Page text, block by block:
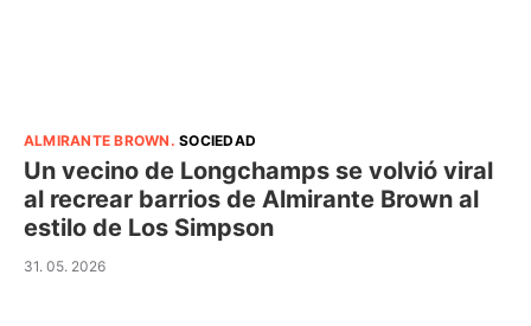
ALMIRANTE BROWN .SOCIEDAD
Un vecino de Longchamps se volvió viral
al recrear barrios de Almirante Brown al
estilo de Los Simpson
31. 05. 2026